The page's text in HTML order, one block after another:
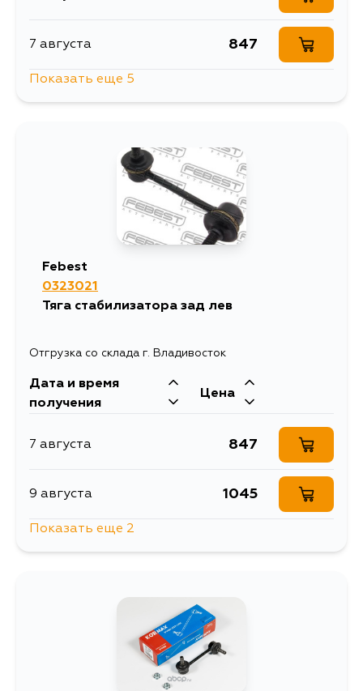
5 сентября 1553
7 августа 847
942
780
27 августа
Показать еще 5
Febest
0323021
Тяга стабилизатора зад лев
Отгрузка со склада г. Владивосток
Дата и время
получения
Цена
7 августа 847
9 августа 1045
Показать еще 2